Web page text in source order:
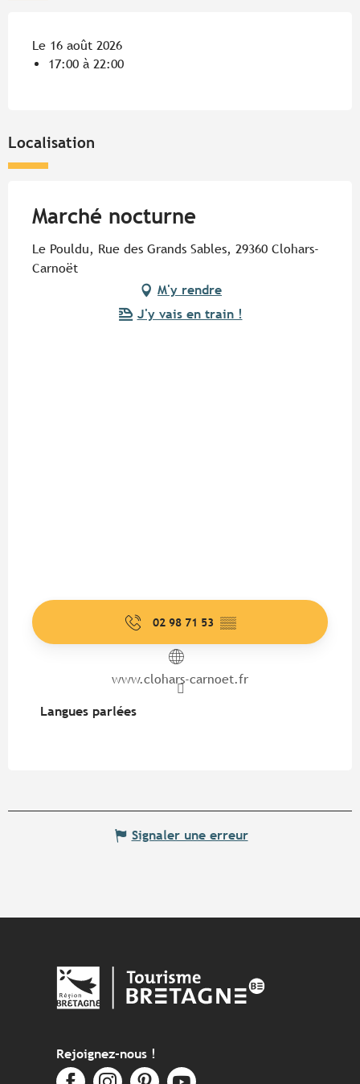
Le 16 août 2026
17:00 à 22:00
Localisation
Marché nocturne
Le Pouldu, Rue des Grands Sables, 29360 Clohars-
Carnoët
M'y rendre
J'y vais en train !
02 98 71 53 ▒▒
www.clohars-carnoet.fr
Langues parlées
Langues parlées
Signaler une erreur
Rejoignez-nous !